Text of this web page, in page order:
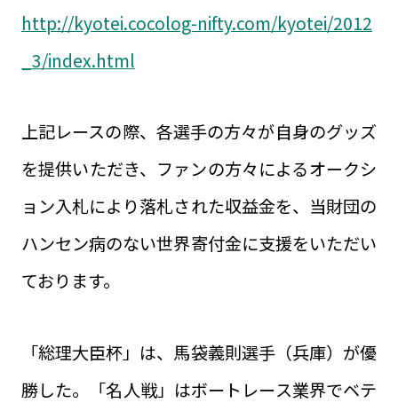
http://kyotei.cocolog-nifty.com/kyotei/2012
_3/index.html
上記レースの際、各選手の方々が自身のグッズ
を提供いただき、ファンの方々によるオークシ
ョン入札により落札された収益金を、当財団の
ハンセン病のない世界寄付金に支援をいただい
ております。
「総理大臣杯」は、馬袋義則選手（兵庫）が優
勝した。「名人戦」はボートレース業界でベテ